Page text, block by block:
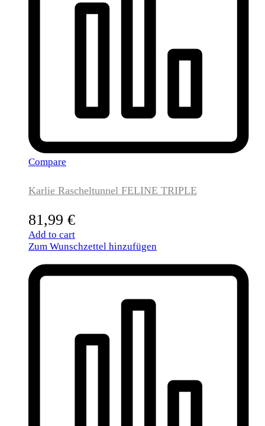
Compare
Karlie Rascheltunnel FELINE TRIPLE
81,99 €
Add to cart
Zum Wunschzettel hinzufügen